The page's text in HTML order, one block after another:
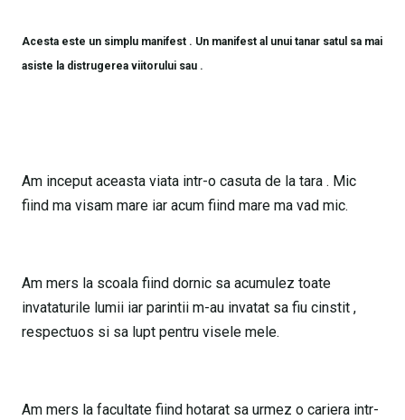
Acesta este un simplu manifest . Un manifest al unui tanar satul sa mai
asiste la distrugerea viitorului sau .
Am inceput aceasta viata intr-o casuta de la tara . Mic
fiind ma visam mare iar acum fiind mare ma vad mic.
Am mers la scoala fiind dornic sa acumulez toate
invataturile lumii iar parintii m-au invatat sa fiu cinstit ,
respectuos si sa lupt pentru visele mele.
Am mers la facultate fiind hotarat sa urmez o cariera intr-